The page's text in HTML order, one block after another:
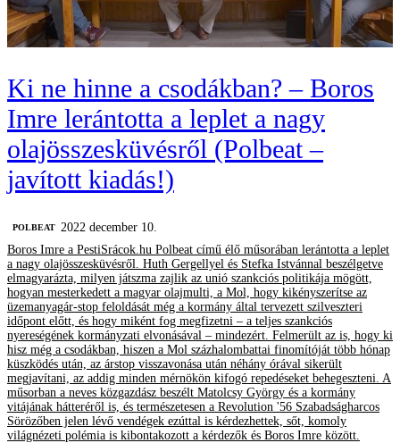
Ki ne hinne a csodákban? – Boros
Imre lerántotta a leplet a nagy
olajösszesküvésről (Polbeat –
javított kiadás!)
‎POLBEAT
2022 december 10.
Boros Imre a PestiSrácok.hu Polbeat című élő műsorában lerántotta a leplet
a nagy olajösszesküvésről. Huth Gergellyel és Stefka Istvánnal beszélgetve
elmagyarázta, milyen játszma zajlik az unió szankciós politikája mögött,
hogyan mesterkedett a magyar olajmulti, a Mol, hogy kikényszerítse az
üzemanyagár-stop feloldását még a kormány által tervezett szilveszteri
időpont előtt, és hogy miként fog megfizetni – a teljes szankciós
nyereségének kormányzati elvonásával – mindezért. Felmerült az is, hogy ki
hisz még a csodákban, hiszen a Mol százhalombattai finomítóját több hónap
küszködés után, az árstop visszavonása után néhány órával sikerült
megjavítani, az addig minden mérnökön kifogó repedéseket behegeszteni. A
műsorban a neves közgazdász beszélt Matolcsy György és a kormány
vitájának hátteréről is, és természetesen a Revolution '56 Szabadságharcos
Sörözőben jelen lévő vendégek ezúttal is kérdezhettek, sőt, komoly
világnézeti polémia is kibontakozott a kérdezők és Boros Imre között.